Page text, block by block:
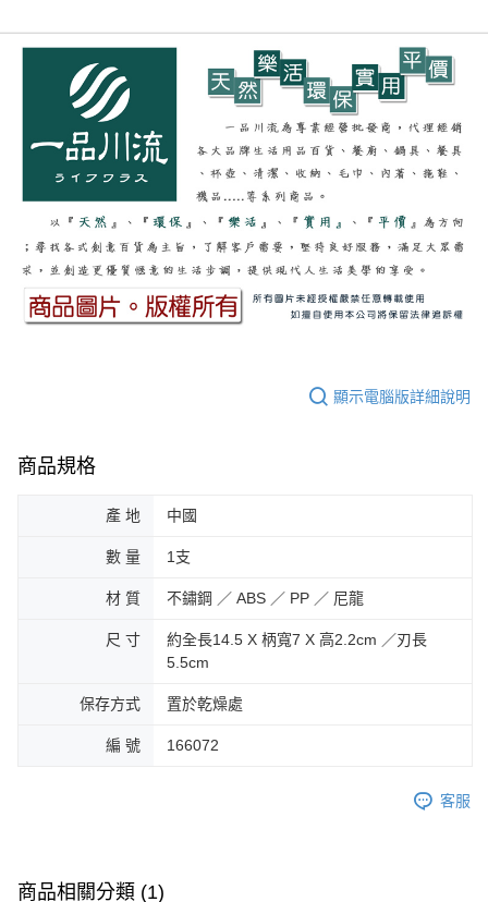
顯示電腦版詳細說明
商品規格
產 地 中國
數 量 1支
材 質 不鏽鋼 ／ ABS ／ PP ／ 尼龍
尺 寸
約全長14.5 X 柄寬7 X 高2.2cm ／刃長
5.5cm
保存方式 置於乾燥處
編 號 166072
客服
商品相關分類 (1)